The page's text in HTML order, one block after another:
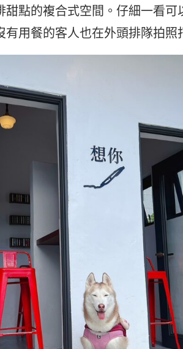
點的複合式空間。仔細一看可
用餐的客人也在外頭排隊拍照